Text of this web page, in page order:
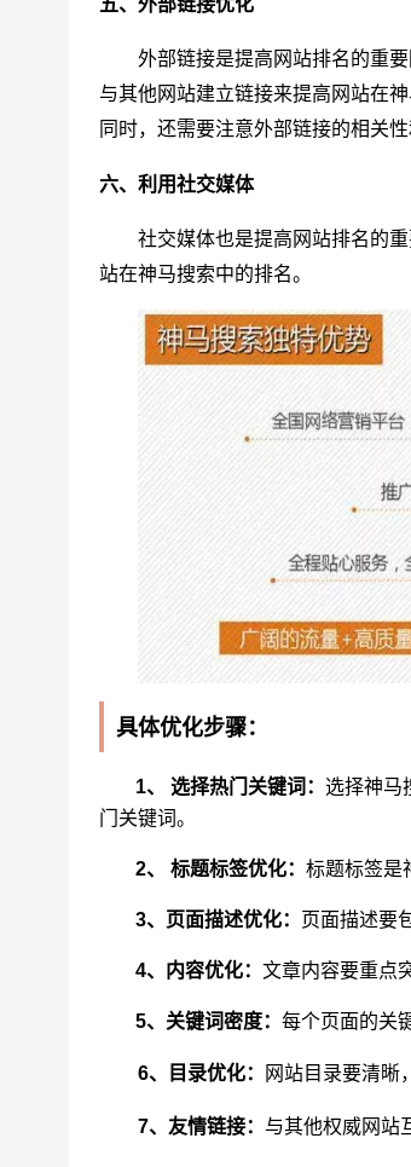
五、外部链接优化
外部链接是提高网站排名的重
与其他网站建立链接来提高网站在
同时，还需要注意外部链接的相关
六、利用社交媒体
社交媒体也是提高网站排名的
站在神马搜索中的排名。
具体优化步骤：
1、 选择热门关键词： 选择神马
门关键词。
2、 标题标签优化： 标题标签是
3、页面描述优化： 页面描述要
4、内容优化： 文章内容要重点
5、关键词密度： 每个页面的关
6、目录优化： 网站目录要清晰
7、友情链接： 与其他权威网站